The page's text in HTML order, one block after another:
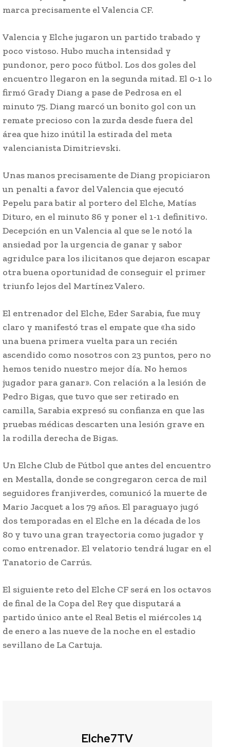
marca precisamente el Valencia CF.
Valencia y Elche jugaron un partido trabado y
poco vistoso. Hubo mucha intensidad y
pundonor, pero poco fútbol. Los dos goles del
encuentro llegaron en la segunda mitad. El 0-1 lo
firmó Grady Diang a pase de Pedrosa en el
minuto 75. Diang marcó un bonito gol con un
remate precioso con la zurda desde fuera del
área que hizo inútil la estirada del meta
valencianista Dimitrievski.
Unas manos precisamente de Diang propiciaron
un penalti a favor del Valencia que ejecutó
Pepelu para batir al portero del Elche, Matías
Dituro, en el minuto 86 y poner el 1-1 definitivo.
Decepción en un Valencia al que se le notó la
ansiedad por la urgencia de ganar y sabor
agridulce para los ilicitanos que dejaron escapar
otra buena oportunidad de conseguir el primer
triunfo lejos del Martínez Valero.
El entrenador del Elche, Eder Sarabia, fue muy
claro y manifestó tras el empate que «ha sido
una buena primera vuelta para un recién
ascendido como nosotros con 23 puntos, pero no
hemos tenido nuestro mejor día. No hemos
jugador para ganar». Con relación a la lesión de
Pedro Bigas, que tuvo que ser retirado en
camilla, Sarabia expresó su confianza en que las
pruebas médicas descarten una lesión grave en
la rodilla derecha de Bigas.
Un Elche Club de Fútbol que antes del encuentro
en Mestalla, donde se congregaron cerca de mil
seguidores franjiverdes, comunicó la muerte de
Mario Jacquet a los 79 años. El paraguayo jugó
dos temporadas en el Elche en la década de los
80 y tuvo una gran trayectoria como jugador y
como entrenador. El velatorio tendrá lugar en el
Tanatorio de Carrús.
El siguiente reto del Elche CF será en los octavos
de final de la Copa del Rey que disputará a
partido único ante el Real Betis el miércoles 14
de enero a las nueve de la noche en el estadio
sevillano de La Cartuja.
Elche7TV